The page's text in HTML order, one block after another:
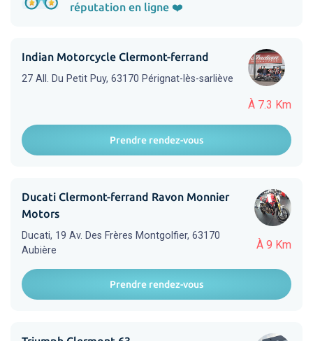
réputation en ligne ❤️
À 7.3 Km
Indian Motorcycle Clermont-ferrand
27 All. Du Petit Puy, 63170 Pérignat-lès-sarliève
Prendre rendez-vous
À 9 Km
Ducati Clermont-ferrand Ravon Monnier
Motors
Ducati, 19 Av. Des Frères Montgolfier, 63170
Aubière
Prendre rendez-vous